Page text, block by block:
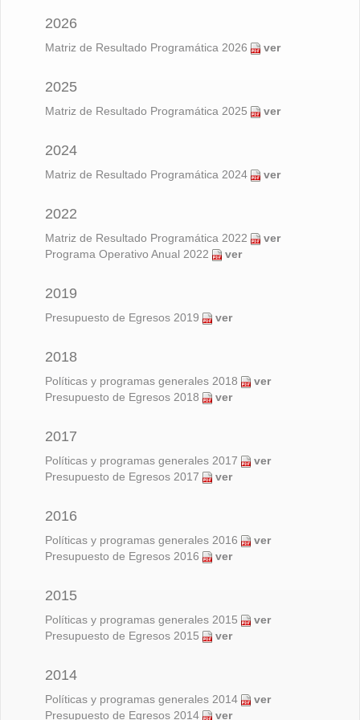
2026
Matriz de Resultado Programática 2026 ver
2025
Matriz de Resultado Programática 2025 ver
2024
Matriz de Resultado Programática 2024 ver
2022
Matriz de Resultado Programática 2022
ver
Programa Operativo Anual 2022
ver
2019
Presupuesto de Egresos 2019 ver
2018
Políticas y programas generales 2018
ver
Presupuesto de Egresos 2018
ver
2017
Políticas y programas generales 2017
ver
Presupuesto de Egresos 2017
ver
2016
Políticas y programas generales 2016
ver
Presupuesto de Egresos 2016
ver
2015
Políticas y programas generales 2015
ver
Presupuesto de Egresos 2015
ver
2014
Políticas y programas generales 2014
ver
Presupuesto de Egresos 2014
ver